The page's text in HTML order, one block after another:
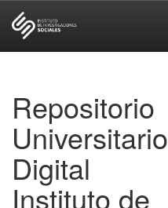
Repositorio
Universitario
Digital
Instituto de